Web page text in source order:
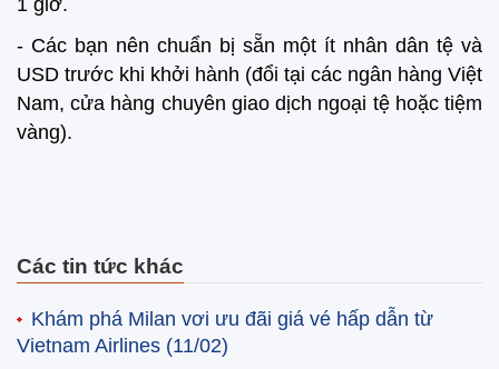
1 giờ.
- Các bạn nên chuẩn bị sẵn một ít nhân dân tệ và
USD trước khi khởi hành (đổi tại các ngân hàng Việt
Nam, cửa hàng chuyên giao dịch ngoại tệ hoặc tiệm
vàng).
Các tin tức khác
Khám phá Milan vơi ưu đãi giá vé hấp dẫn từ
Vietnam Airlines (11/02)